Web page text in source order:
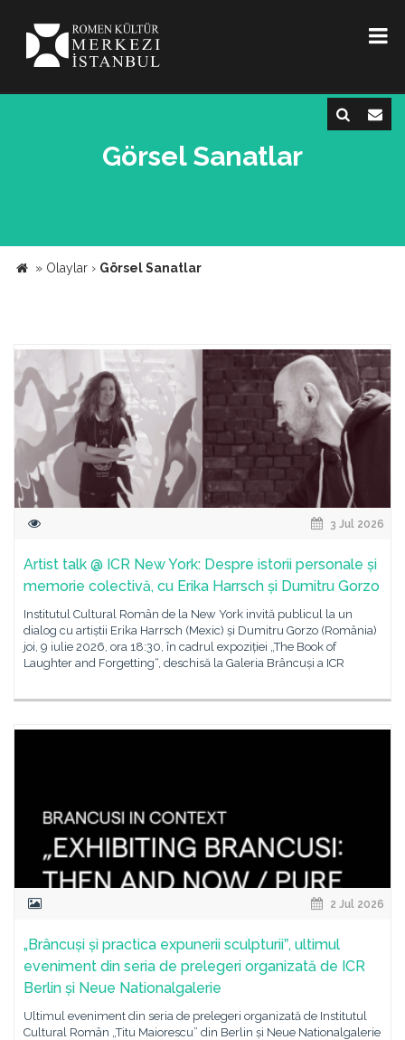
Görsel Sanatlar
» Olaylar › Görsel Sanatlar
3 Jul 2026
Artist talk @ ICR New York: Despre istorii personale și
memorie colectivă, cu Erika Harrsch și Dumitru Gorzo
Institutul Cultural Român de la New York invită publicul la un
dialog cu artiștii Erika Harrsch (Mexic) și Dumitru Gorzo (România)
joi, 9 iulie 2026, ora 18:30, în cadrul expoziției „The Book of
Laughter and Forgetting“, deschisă la Galeria Brâncuși a ICR
2 Jul 2026
„Brâncuși și practica expunerii sculpturiiˮ, ultimul
eveniment din seria de prelegeri organizată de ICR
Berlin și Neue Nationalgalerie
Ultimul eveniment din seria de prelegeri organizată de Institutul
Cultural Român „Titu Maiorescu” din Berlin și Neue Nationalgalerie